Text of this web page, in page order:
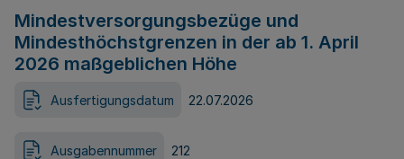
Mindestversorgungsbezüge und
Mindesthöchstgrenzen in der ab 1. April
2026 maßgeblichen Höhe
Ausfertigungsdatum 22.07.2026
Ausgabennummer 212